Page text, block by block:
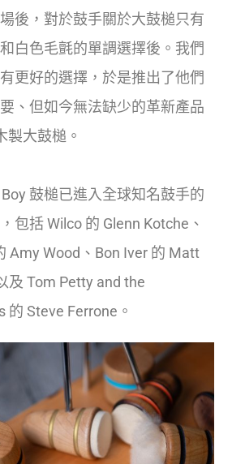
後，對於鼓手關於大鼓槌只有
白色毛氈的單調選擇後。我們
更好的選擇，於是推出了他們
、但如今無法缺少的革新產品
大鼓槌。
鼓槌已進入全球知名鼓手的
包括 Wilco 的 Glenn Kotche、
Amy Wood、Bon Iver 的 Matt
及 Tom Petty and the
的 Steve Ferrone。